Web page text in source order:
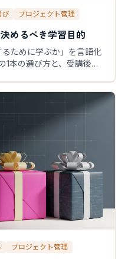
び プロジェクト管理
めるべき学習目的
ために学ぶか」を言語化
1本の選び方と、受講後の
プロジェクト管理